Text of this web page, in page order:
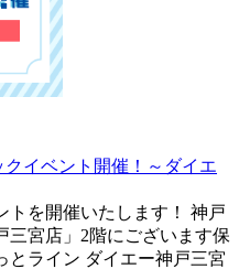
イベント開催！～ダイエ
トを開催いたします！ 神戸
三宮店」2階にございます保
とライン ダイエー神戸三宮